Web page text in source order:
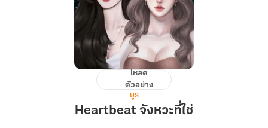
Heartbeat
ที่
โหลด
ตัวอย่าง
ยูริ
Heartbeat จังหวะที่ใช่